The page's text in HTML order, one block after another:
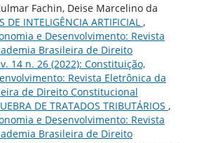
Fachin, Deise Marcelino da
DE INTELIGÊNCIA ARTIFICIAL ,
e Desenvolvimento: Revista
Brasileira de Direito
14 n. 26 (2022): Constituição,
Revista Eletrônica da
de Direito Constitucional
DE TRATADOS TRIBUTÁRIOS ,
e Desenvolvimento: Revista
Brasileira de Direito